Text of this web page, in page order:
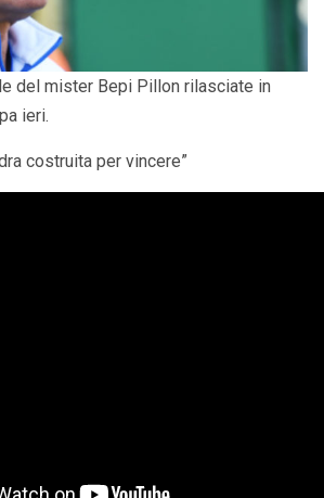
del mister Bepi Pillon rilasciate in
ieri.
costruita per vincere”